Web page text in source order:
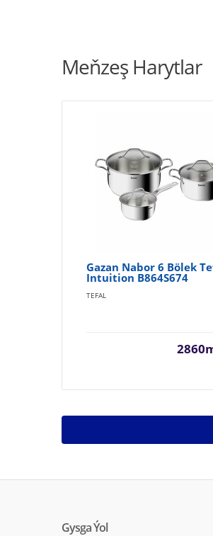
Meňzeş Harytlar
Gazan Nabor 6 Bölek
Intuition B864S674
TEFAL
Gysga Ýol